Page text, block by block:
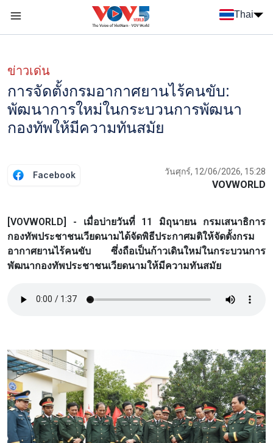
Thai
ข่าวเด่น
การจัดตั้งกรมอากาศยานไร้คนขับ:
พัฒนาการใหม่ในกระบวนการพัฒนา
กองทัพให้มีความทันสมัย
Facebook วันศุกร์, 12/06/2026, 15:28
VOVWORLD
[VOVWORLD] - เมื่อบ่ายวันที่ 11 มิถุนายน กรมเสนาธิการ
กองทัพประชาชนเวียดนามได้จัดพิธีประกาศมติให้จัดตั้งกรม
อากาศยานไร้คนขับ ซึ่งถือเป็นก้าวเดินใหม่ในกระบวนการ
พัฒนากองทัพประชาชนเวียดนามให้มีความทันสมัย